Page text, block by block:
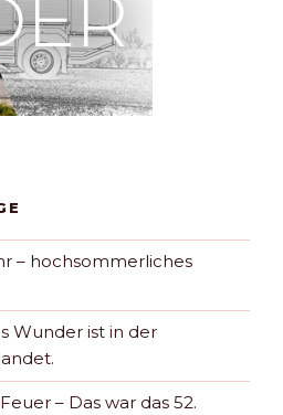
– hochsommerliches
Wunder ist in der
– Das war das 52.